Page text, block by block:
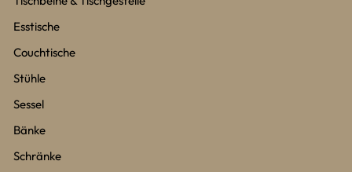
Esstische
Couchtische
Stühle
Sessel
Bänke
Schränke